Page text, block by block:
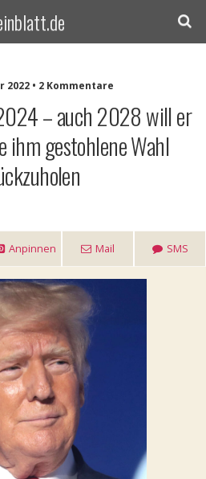
2022 • 2 Kommentare
– auch 2028 will er
ihm gestohlene Wahl
Anpinnen Mail SMS